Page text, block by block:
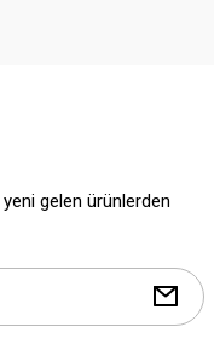
gelen ürünlerden